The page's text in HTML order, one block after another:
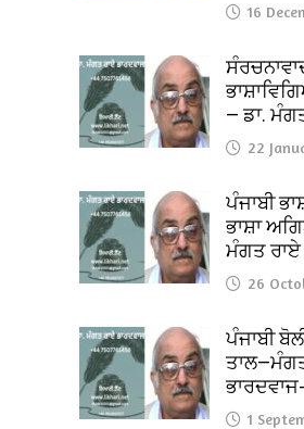
16
— ਡਾ.
22
ਪੰਜਾਬੀ
ਭਾਸ਼ਾ
ਮੰਗਤ ਰਾਏ
26
ਪੰਜਾਬੀ
1